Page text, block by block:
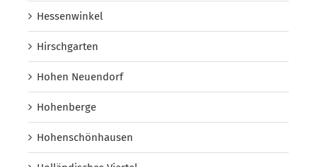
Hessenwinkel
Hirschgarten
Hohen Neuendorf
Hohenberge
Hohenschönhausen